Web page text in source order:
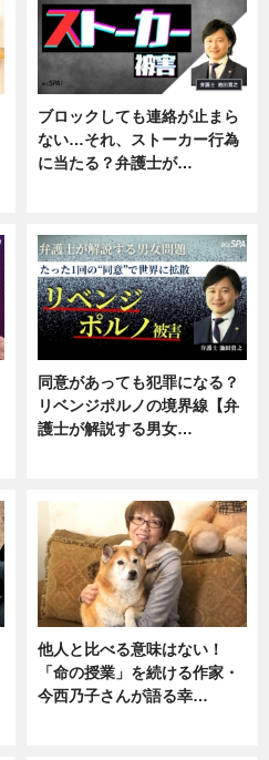
ブロックしても連絡が止まら
ない…それ、ストーカー行為
に当たる？弁護士が…
同意があっても犯罪になる？
リベンジポルノの境界線【弁
護士が解説する男女…
他人と比べる意味はない！
「命の授業」を続ける作家・
今西乃子さんが語る幸…